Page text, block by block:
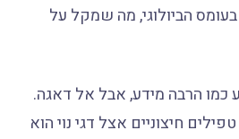
הביולוגי, מה שמקל על
כמו הרבה מידע, אבל אל דאגה.
חיצוניים אצל דגי נוי הוא